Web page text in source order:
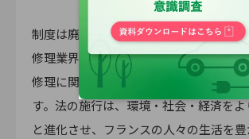
制度は廃棄の削減につながり、衣類や
修理業界の雇用創出に貢献できるため
修理に関わる人々に制度を活用するよ
す。法の施行は、環境・社会・経済を
と進化させ、フランスの人々の生活を